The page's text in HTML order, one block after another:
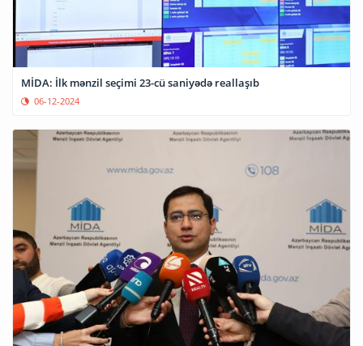
MİDA: İlk mənzil seçimi 23-cü saniyədə reallaşıb
06-12-2024